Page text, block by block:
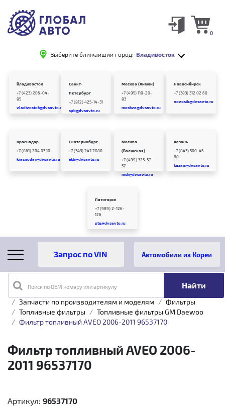
Выберите ближайший город: Владивосток
0
Владивосток
+7 (423) 206-04-
85
vladivostok@dvsavto.ru
Санкт-
Петербург
+7 (812) 425-14-31
spb@dvsavto.ru
Москва (Химки)
+7 (495) 118-20-
83
moskva@dvsavto.ru
Новосибирск
+7 (383) 312 02 60
novosib@dvsavto.ru
Краснодар
+7 (861) 204 03 10
krasnodar@dvsavto.ru
Екатеринбург
+7 (343) 247 2080
ekb@dvsavto.ru
Москва
(Волжская)
+7 (499) 325-57-
57
msk@dvsavto.ru
Казань
+7 (843) 500-45-
80
kazan@dvsavto.ru
Пятигорск
+7 (989) 2-126-
126
ptg@dvsavto.ru
Поиск по OEM номеру или артикулу
Автомобили из Кореи
Главная
Каталог товаров
Запчасти по производителям и моделям
Фильтры
Топливные фильтры
Топливные фильтры GM Daewoo
Фильтр топливный AVEO 2006-2011 96537170
Фильтр топливный AVEO 2006-
2011 96537170
Артикул: 96537170